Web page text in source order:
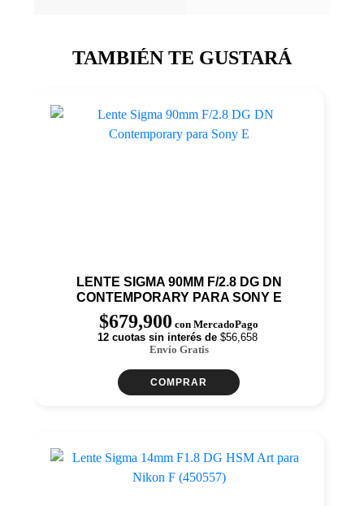
TAMBIÉN TE GUSTARÁ
LENTE SIGMA 90MM F/2.8 DG DN
CONTEMPORARY PARA SONY E
$679,900 con MercadoPago
12 cuotas sin interés de $56,658
Envío Gratis
COMPRAR